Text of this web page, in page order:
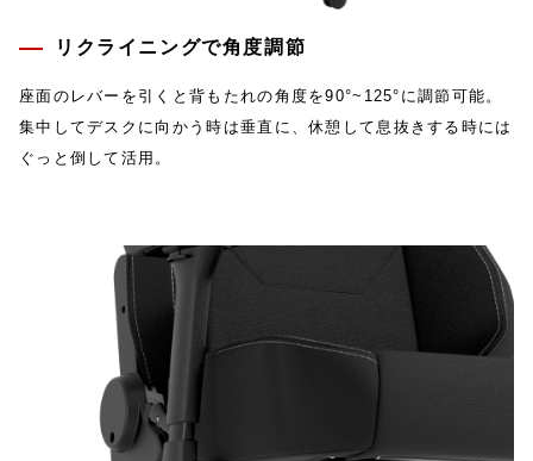
リクライニングで角度調節
座面のレバーを引くと背もたれの角度を90°~125°に調節可能。
集中してデスクに向かう時は垂直に、休憩して息抜きする時には
ぐっと倒して活用。